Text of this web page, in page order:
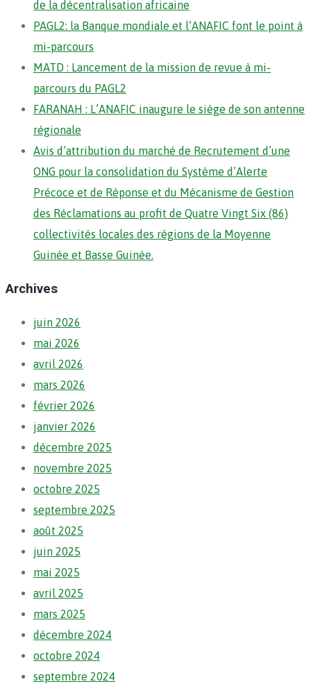
de la décentralisation africaine
PAGL2: la Banque mondiale et l’ANAFIC font le point à
mi-parcours
MATD : Lancement de la mission de revue à mi-
parcours du PAGL2
FARANAH : L’ANAFIC inaugure le siège de son antenne
régionale
Avis d’attribution du marché de Recrutement d’une
ONG pour la consolidation du Système d’Alerte
Précoce et de Réponse et du Mécanisme de Gestion
des Réclamations au profit de Quatre Vingt Six (86)
collectivités locales des régions de la Moyenne
Guinée et Basse Guinée.
Archives
juin 2026
mai 2026
avril 2026
mars 2026
février 2026
janvier 2026
décembre 2025
novembre 2025
octobre 2025
septembre 2025
août 2025
juin 2025
mai 2025
avril 2025
mars 2025
décembre 2024
octobre 2024
septembre 2024